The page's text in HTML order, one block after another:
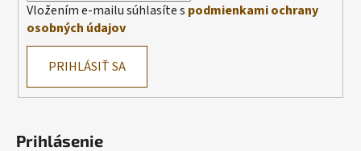
Vložením e-mailu súhlasíte s podmienkami ochrany
osobných údajov
PRIHLÁSIŤ SA
Prihlásenie